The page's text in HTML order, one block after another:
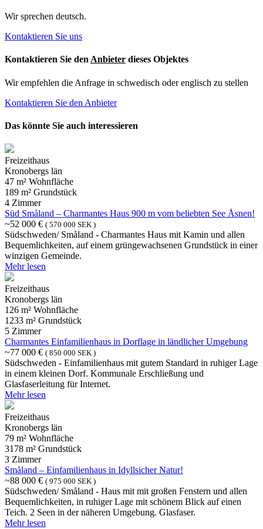
Wir sprechen deutsch.
Kontaktieren Sie uns
Kontaktieren Sie den Anbieter dieses Objektes
Wir empfehlen die Anfrage in schwedisch oder englisch zu stellen
Kontaktieren Sie den Anbieter
Das könnte Sie auch interessieren
Freizeithaus
Kronobergs län
47 m² Wohnfläche
189 m² Grundstück
4 Zimmer
Süd Småland – Charmantes Haus 900 m vom beliebten See Åsnen!
~52 000 € ( 570 000 SEK )
Südschweden/ Småland - Charmantes Haus mit Kamin und allen
Bequemlichkeiten, auf einem grüngewachsenen Grundstück in einer
winzigen Gemeinde.
Mehr lesen
Freizeithaus
Kronobergs län
126 m² Wohnfläche
1233 m² Grundstück
5 Zimmer
Charmantes Einfamilienhaus in Dorflage in ländlicher Umgebung
~77 000 € ( 850 000 SEK )
Südschweden - Einfamilienhaus mit gutem Standard in ruhiger Lage
in einem kleinen Dorf. Kommunale Erschließung und
Glasfaserleitung für Internet.
Mehr lesen
Freizeithaus
Kronobergs län
79 m² Wohnfläche
3178 m² Grundstück
3 Zimmer
Småland – Einfamilienhaus in Idyllsicher Natur!
~88 000 € ( 975 000 SEK )
Südschweden/ Småland - Haus mit mit großen Fenstern und allen
Bequemlichkeiten, in ruhiger Lage mit schönem Blick auf einen
Teich. 2 Seen in der näheren Umgebung. Glasfaser.
Mehr lesen